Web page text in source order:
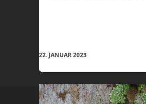
22. JANUAR 2023